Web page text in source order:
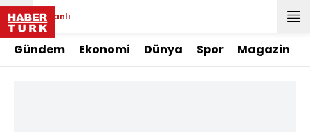
Canlı
Gündem Ekonomi Dünya Spor Magazin